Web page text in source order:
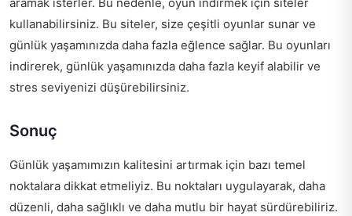
aramak isterler. Bu nedenle, oyun indirmek için siteler
kullanabilirsiniz. Bu siteler, size çeşitli oyunlar sunar ve
günlük yaşamınızda daha fazla eğlence sağlar. Bu oyunları
indirerek, günlük yaşamınızda daha fazla keyif alabilir ve
stres seviyenizi düşürebilirsiniz.
Sonuç
Günlük yaşamımızın kalitesini artırmak için bazı temel
noktalara dikkat etmeliyiz. Bu noktaları uygulayarak, daha
düzenli, daha sağlıklı ve daha mutlu bir hayat sürdürebiliriz.